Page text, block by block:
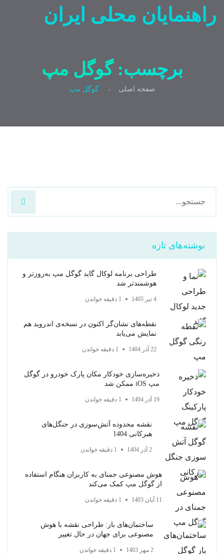
راهنمایان محلی ایران
برچسب:گوگل مپ
صفحه اصلی گوگل مپ
نوشته‌های تازه
طراحی برنامه لوکال گاید گوگل مپ به‌روزتر و
هوشمندتر شد
4 تیر 1405 1 دقیقه خواندن
نقطه‌های نشان‌گر اکنون در نسخه‌ی اندروید هم
نمایش می‌یابد
22 آذر 1404 1 دقیقه خواندن
ذخیره‌سازی خودکار مکان پارک خودرو در گوگل
مپ iOS ممکن شد
19 آذر 1404 1 دقیقه خواندن
نقشه محدوده آتش‌سوزی در جنگل‌های
هیرکانی 1404
2 آذر 1404 1 دقیقه خواندن
هوش مصنوعی جمنای به کاربران هنگام استفاده
از گوگل مپ کمک می‌کند
11 آبان 1403 1 دقیقه خواندن
ساختمان‌های باز: طراحی نقشه با هوش
مصنوعی برای جهان در حال تغییر
2 مهر 1403 1 دقیقه خواندن